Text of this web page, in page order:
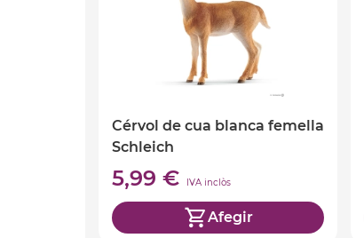
Cérvol de cua blanca femella
Schleich
5,99 € IVA inclòs
Afegir